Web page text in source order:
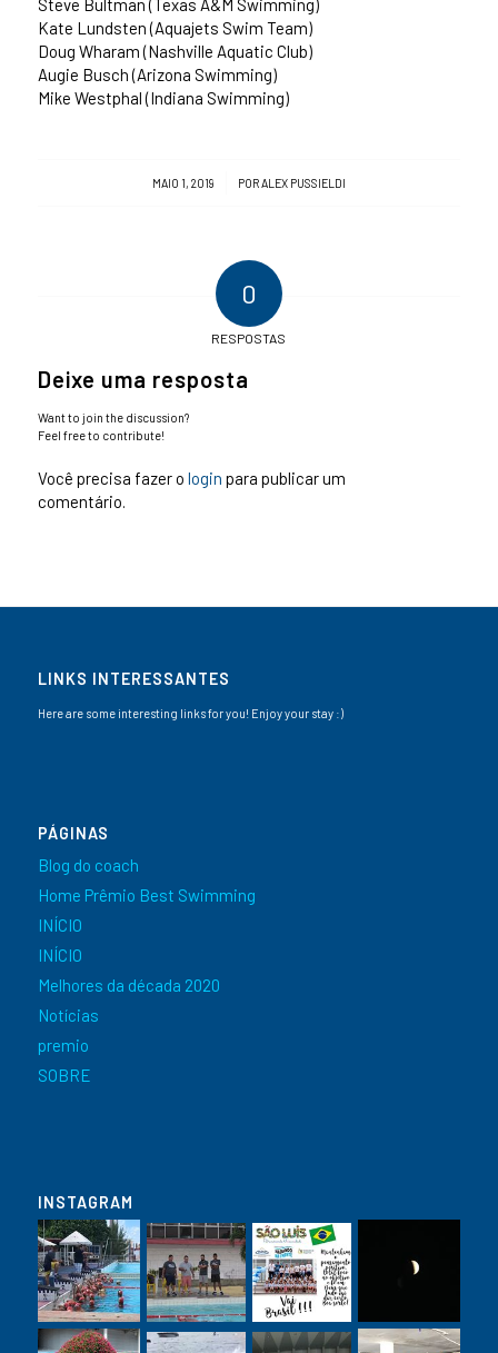
Kate Lundsten (Aquajets Swim Team)
Doug Wharam (Nashville Aquatic Club)
Augie Busch (Arizona Swimming)
Mike Westphal (Indiana Swimming)
MAIO 1, 2019
/ PORALEX PUSSIELDI
0
RESPOSTAS
Deixe uma resposta
Want to join the discussion?
Feel free to contribute!
Você precisa fazer o login para publicar um
comentário.
LINKS INTERESSANTES
Here are some interesting links for you! Enjoy your stay :)
PÁGINAS
Blog do coach
Home Prêmio Best Swimming
INÍCIO
INÍCIO
Melhores da década 2020
Notícias
premio
SOBRE
INSTAGRAM